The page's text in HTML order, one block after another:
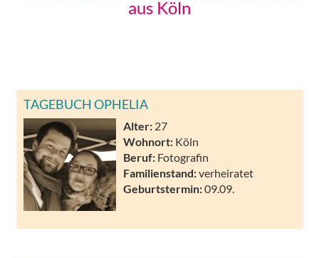
aus Köln
TAGEBUCH OPHELIA
Alter: 27
Wohnort: Köln
Beruf: Fotografin
Familienstand:verheiratet
Geburtstermin:09.09.